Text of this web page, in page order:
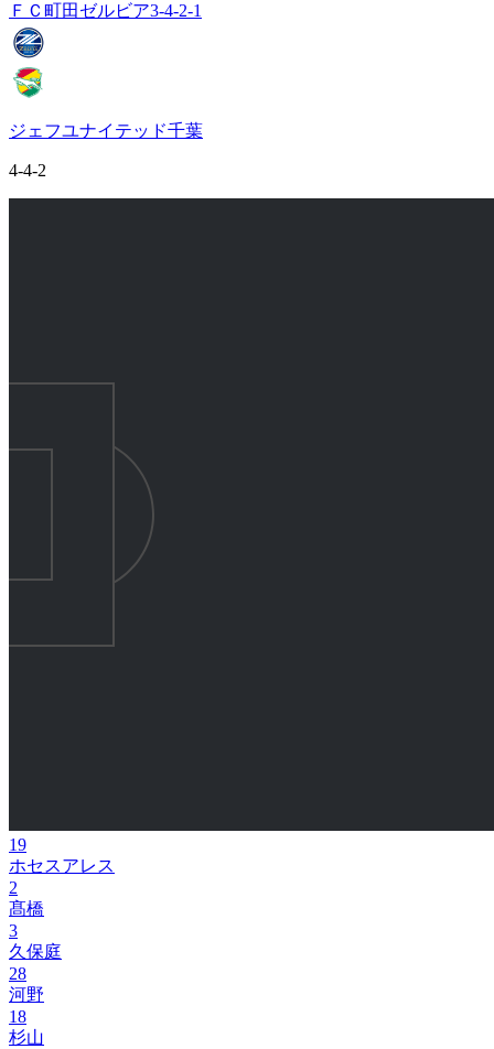
ＦＣ町田ゼルビア3-4-2-1
ジェフユナイテッド千葉
4-4-2
19
ホセスアレス
2
髙橋
3
久保庭
28
河野
18
杉山